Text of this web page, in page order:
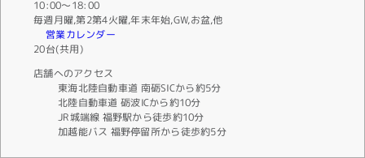
10:00〜18:00
毎週月曜,第2第4火曜,年末年始,GW,お盆,他
営業カレンダー
20台(共用)
店舗へのアクセス
東海北陸自動車道 南砺SICから約5分
北陸自動車道 砺波ICから約10分
JR城端線 福野駅から徒歩約10分
加越能バス 福野停留所から徒歩約5分